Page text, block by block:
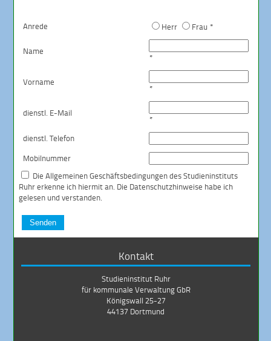
Anrede Herr Frau *
Name
*
Vorname
*
dienstl. E-Mail
*
dienstl. Telefon
Mobilnummer
DieAllgemeinen Geschäftsbedingungendes Studieninstituts
Ruhr erkenne ich hiermit an. Die Datenschutzhinweise habe ich
gelesen und verstanden.
Senden
Kontakt
Studieninstitut Ruhr
für kommunale Verwaltung GbR
Königswall 25-27
44137 Dortmund